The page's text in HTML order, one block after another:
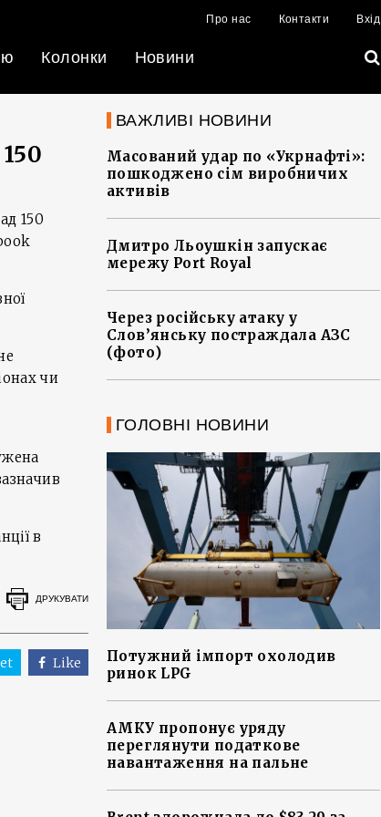
Про нас Контакти Вхід
Колонки Новини
150
чи
в
ДРУКУВАТИ
Like
ВАЖЛИВІ НОВИНИ
Масований удар по «Укрнафті»:
пошкоджено сім виробничих
активів
Дмитро Льоушкін запускає
мережу Port Royal
Через російську атаку у
Слов’янську постраждала АЗС
(фото)
ГОЛОВНІ НОВИНИ
Потужний імпорт охолодив
ринок LPG
АМКУ пропонує уряду
переглянути податкове
навантаження на пальне